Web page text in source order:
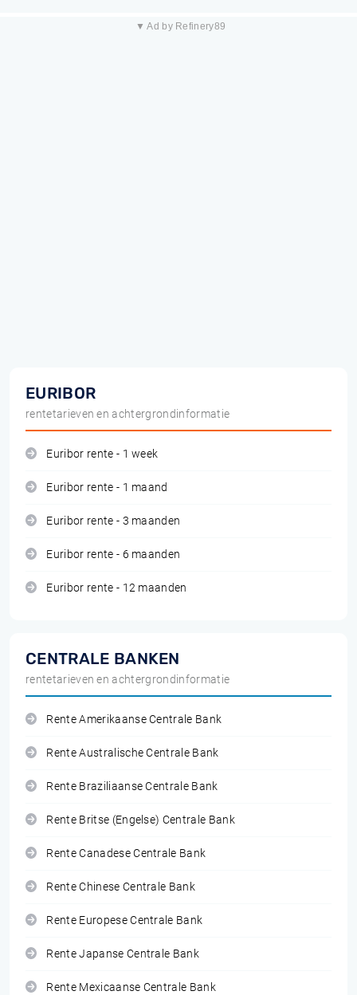
▼ Ad by Refinery89
EURIBOR
rentetarieven en achtergrondinformatie
Euribor rente - 1 week
Euribor rente - 1 maand
Euribor rente - 3 maanden
Euribor rente - 6 maanden
Euribor rente - 12 maanden
CENTRALE BANKEN
rentetarieven en achtergrondinformatie
Rente Amerikaanse Centrale Bank
Rente Australische Centrale Bank
Rente Braziliaanse Centrale Bank
Rente Britse (Engelse) Centrale Bank
Rente Canadese Centrale Bank
Rente Chinese Centrale Bank
Rente Europese Centrale Bank
Rente Japanse Centrale Bank
Rente Mexicaanse Centrale Bank